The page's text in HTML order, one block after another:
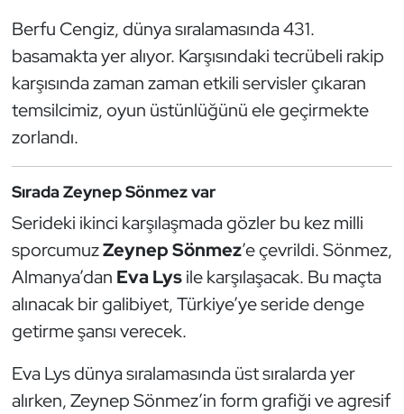
Berfu Cengiz, dünya sıralamasında 431.
basamakta yer alıyor. Karşısındaki tecrübeli rakip
karşısında zaman zaman etkili servisler çıkaran
temsilcimiz, oyun üstünlüğünü ele geçirmekte
zorlandı.
Sırada Zeynep Sönmez var
Serideki ikinci karşılaşmada gözler bu kez milli
sporcumuzZeynep Sönmez’e çevrildi. Sönmez,
Almanya’dan Eva Lysile karşılaşacak. Bu maçta
alınacak bir galibiyet, Türkiye’ye seride denge
getirme şansı verecek.
Eva Lys dünya sıralamasında üst sıralarda yer
alırken, Zeynep Sönmez’in form grafiği ve agresif
Golf
Halter
Hava Sporları
İşitme Engelli Sporcular
Judo ve Kuraş
Kano ve Rafting
Karate